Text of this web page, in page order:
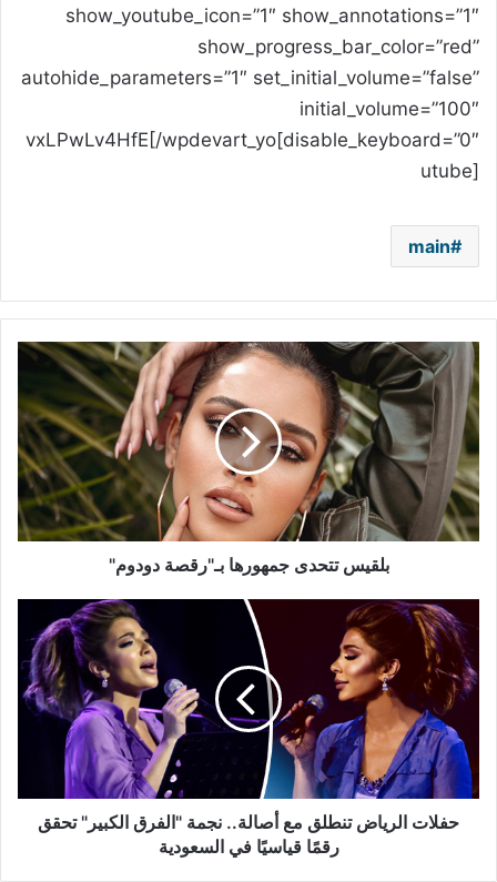
show_youtube_icon=”1″ show_annotations=”1″
show_progress_bar_color=”red”
autohide_parameters=”1″ set_initial_volume=”false”
initial_volume=”100″
disable_keyboard=”0″]vxLPwLv4HfE[/wpdevart_yo
utube]
main
بلقيس
تتحدى
جمهورها
بـ"رقصة
دودوم"
بلقيس تتحدى جمهورها بـ"رقصة دودوم"
حفلات
الرياض
تنطلق
مع
أصالة..
نجمة
"الفرق
الكبير"
تحقق
رقمًاحفلات الرياض تنطلق مع أصالة.. نجمة "الفرق الكبير" تحقق
رقمًا قياسيًا في السعودية